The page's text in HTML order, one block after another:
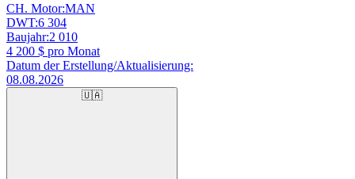
CH. Motor:MAN
DWT:6 304
Baujahr:2 010
4 200 $ pro Monat
Datum der Erstellung/Aktualisierung:
08.08.2026
🇺🇦